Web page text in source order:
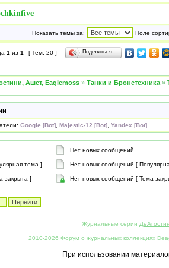
Показать темы за: Поле
1 из 1 [ Тем: 20 ] Поделиться…
Ашет, Eaglemoss » Танки и Бронетехника »
Google [Bot] Majestic-12 [Bot] Yandex [Bot]
Нет новых сообщений
тема ] Нет новых сообщений [
закрыта ] Нет новых сообщений [ Тема
Журнальные серии
2010-2026 Форум о журнальных коллекциях
При использовании